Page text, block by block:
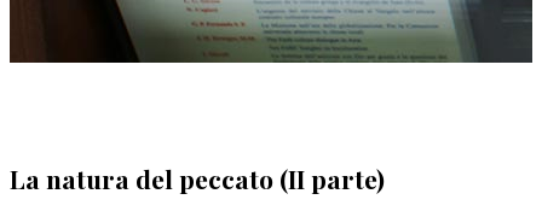
La natura del peccato (II parte)